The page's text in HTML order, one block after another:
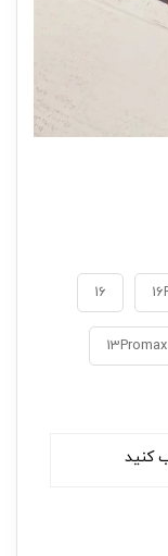
16
13Promax
کنید